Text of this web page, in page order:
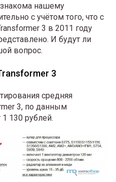
нашему
с учётом того, что с
3 в 2011 году
И будут ли
вопрос.
3
средняя
3, по данным
130 рублей.